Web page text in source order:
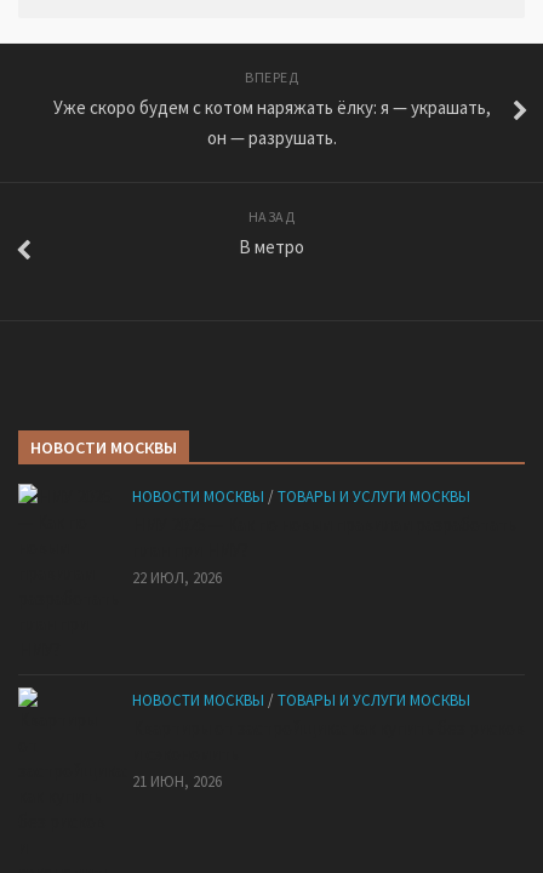
ВПЕРЕД
Уже скоро будем с котом наряжать ёлку: я — украшать,
он — разрушать.
НАЗАД
В метро
НОВОСТИ МОСКВЫ
НОВОСТИ МОСКВЫ /ТОВАРЫ И УСЛУГИ МОСКВЫ
22 ИЮЛ, 2026
НОВОСТИ МОСКВЫ /ТОВАРЫ И УСЛУГИ МОСКВЫ
21 ИЮН, 2026